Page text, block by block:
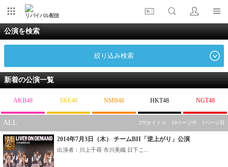
リバイバル配信
公演を検索
絞り込み検索
新着の公演一覧
AKB48 SKE48 NMB48 HKT48 NGT48
ALL 279タイトル 10ページ中 1ページ目
2014年7月3日（木） チームBII「逆上がり」公演
出演者：川上千尋 市川美織 日下こ...